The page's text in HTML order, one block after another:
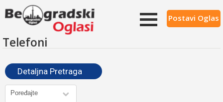
Postavi Oglas
Telefoni
Detaljna Pretraga